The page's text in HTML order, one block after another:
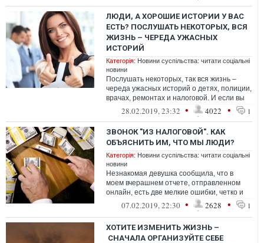
ЛЮДИ, А ХОРОШИЕ ИСТОРИИ У ВАС
ЕСТЬ? ПОСЛУШАТЬ НЕКОТОРЫХ, ВСЯ
ЖИЗНЬ – ЧЕРЕДА УЖАСНЫХ
ИСТОРИЙ
Категорія: Новини суспільства: читати соціальні
новини
Послушать некоторых, так вся жизнь –
череда ужасных историй о детях, полиции,
врачах, ремонтах и налоговой. И если вы
думаете, что это не о вас, то у ...
28.02.2019, 23:32 • 4022 • 1
ЗВОНОК "ИЗ НАЛОГОВОЙ". КАК
ОБЪЯСНИТЬ ИМ, ЧТО МЫ ЛЮДИ?
Категорія: Новини суспільства: читати соціальні
новини
Незнакомая девушка сообщила, что в
моем вчерашнем отчете, отправленном
онлайн, есть две мелкие ошибки, четко и
без спешки пояснила какие и
07.02.2019, 22:30 • 2628 • 1
ХОТИТЕ ИЗМЕНИТЬ ЖИЗНЬ –
СНАЧАЛА ОРГАНИЗУЙТЕ СЕБЕ